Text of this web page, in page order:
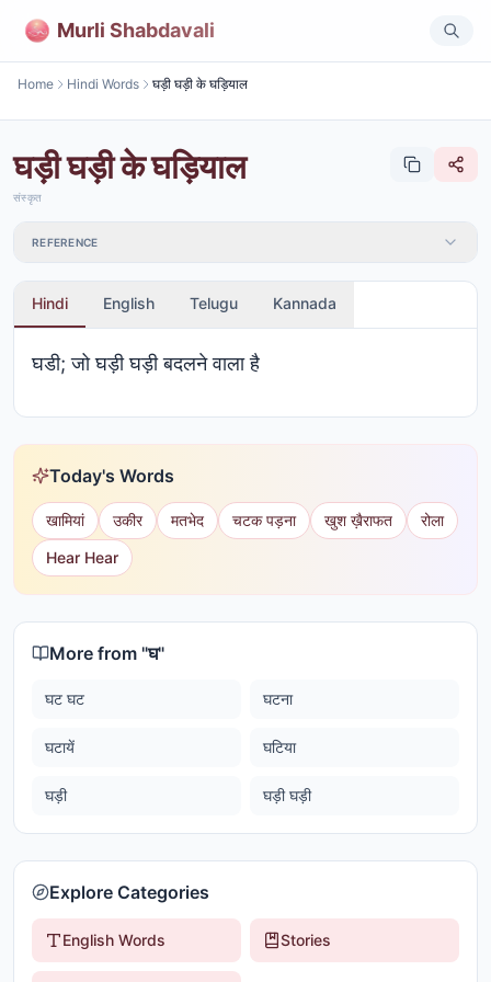
Murli Shabdavali
Home Hindi Words घड़ी घड़ी के घड़ियाल
घड़ी घड़ी के घड़ियाल
संस्कृत
REFERENCE
Hindi English Telugu Kannada
घडी; जो घड़ी घड़ी बदलने वाला है
Today's Words
खामियां उकीर मतभेद चटक पड़ना खुश ख़ैराफत
रोला
Hear Hear
More from "घ"
घट घट घटना
घटायें घटिया
घड़ी घड़ी घड़ी
Explore Categories
English Words Stories